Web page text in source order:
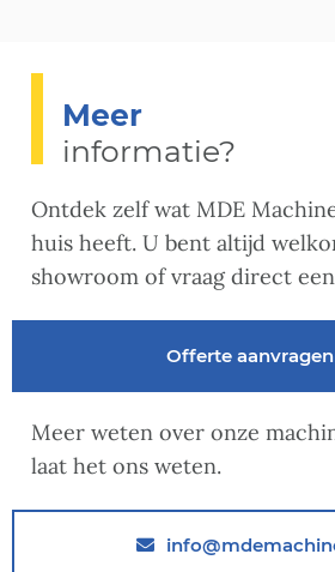
Meer
informatie?
Ontdek zelf wat MDE
huis heeft. U bent altijd
showroom of vraag direct
Offerte aanvragen
Meer weten over onze
laat het ons weten.